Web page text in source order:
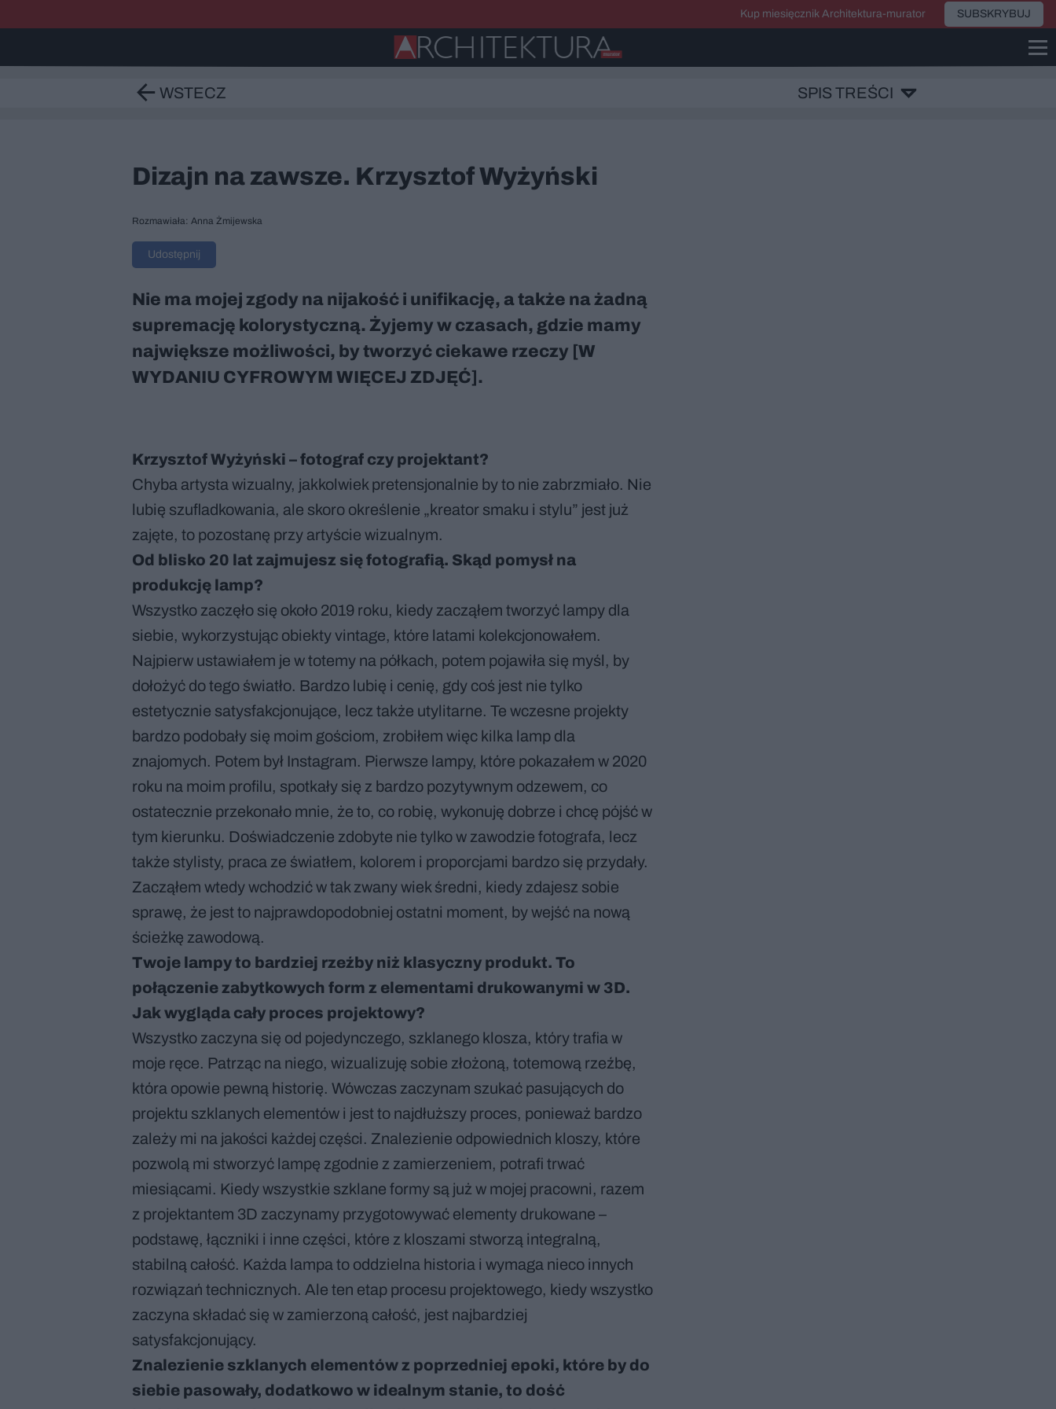
Kup miesięcznik Architektura-murator SUBSKRYBUJ
WSTECZ SPIS TREŚCI
Dizajn na zawsze. Krzysztof Wyżyński
Rozmawiała: Anna Żmijewska
Udostępnij
Nie ma mojej zgody na nijakość i unifikację, a także na żadną
supremację kolorystyczną. Żyjemy w czasach, gdzie mamy
największe możliwości, by tworzyć ciekawe rzeczy [W
WYDANIU CYFROWYM WIĘCEJ ZDJĘĆ].
Krzysztof Wyżyński – fotograf czy projektant?
Chyba artysta wizualny, jakkolwiek pretensjonalnie by to nie zabrzmiało. Nie
lubię szufladkowania, ale skoro określenie „kreator smaku i stylu” jest już
zajęte, to pozostanę przy artyście wizualnym.
Od blisko 20 lat zajmujesz się fotografią. Skąd pomysł na
produkcję lamp?
Wszystko zaczęło się około 2019 roku, kiedy zacząłem tworzyć lampy dla
siebie, wykorzystując obiekty vintage, które latami kolekcjonowałem.
Najpierw ustawiałem je w totemy na półkach, potem pojawiła się myśl, by
dołożyć do tego światło. Bardzo lubię i cenię, gdy coś jest nie tylko
estetycznie satysfakcjonujące, lecz także utylitarne. Te wczesne projekty
bardzo podobały się moim gościom, zrobiłem więc kilka lamp dla
znajomych. Potem był Instagram. Pierwsze lampy, które pokazałem w 2020
roku na moim profilu, spotkały się z bardzo pozytywnym odzewem, co
ostatecznie przekonało mnie, że to, co robię, wykonuję dobrze i chcę pójść w
tym kierunku. Doświadczenie zdobyte nie tylko w zawodzie fotografa, lecz
także stylisty, praca ze światłem, kolorem i proporcjami bardzo się przydały.
Zacząłem wtedy wchodzić w tak zwany wiek średni, kiedy zdajesz sobie
sprawę, że jest to najprawdopodobniej ostatni moment, by wejść na nową
ścieżkę zawodową.
Twoje lampy to bardziej rzeźby niż klasyczny produkt. To
połączenie zabytkowych form z elementami drukowanymi w 3D.
Jak wygląda cały proces projektowy?
Wszystko zaczyna się od pojedynczego, szklanego klosza, który trafia w
moje ręce. Patrząc na niego, wizualizuję sobie złożoną, totemową rzeźbę,
która opowie pewną historię. Wówczas zaczynam szukać pasujących do
projektu szklanych elementów i jest to najdłuższy proces, ponieważ bardzo
zależy mi na jakości każdej części. Znalezienie odpowiednich kloszy, które
pozwolą mi stworzyć lampę zgodnie z zamierzeniem, potrafi trwać
miesiącami. Kiedy wszystkie szklane formy są już w mojej pracowni, razem
z projektantem 3D zaczynamy przygotowywać elementy drukowane –
podstawę, łączniki i inne części, które z kloszami stworzą integralną,
stabilną całość. Każda lampa to oddzielna historia i wymaga nieco innych
rozwiązań technicznych. Ale ten etap procesu projektowego, kiedy wszystko
zaczyna składać się w zamierzoną całość, jest najbardziej
satysfakcjonujący.
Znalezienie szklanych elementów z poprzedniej epoki, które by do
siebie pasowały, dodatkowo w idealnym stanie, to dość